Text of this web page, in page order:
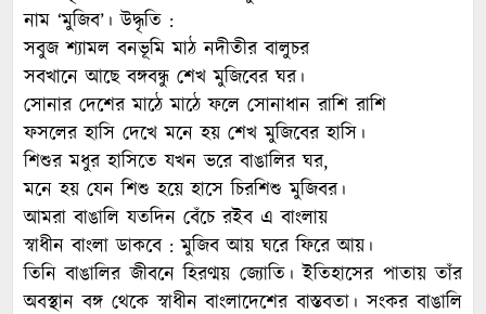
নাম ‘মুজিব’। উদ্ধৃতি :
সবুজ শ্যামল বনভূমি মাঠ নদীতীর বালুচর
সবখানে আছে বঙ্গবন্ধু শেখ মুজিবের ঘর।
সোনার দেশের মাঠে মাঠে ফলে সোনাধান রাশি রাশি
ফসলের হাসি দেখে মনে হয় শেখ মুজিবের হাসি।
শিশুর মধুর হাসিতে যখন ভরে বাঙালির ঘর,
মনে হয় যেন শিশু হয়ে হাসে চিরশিশু মুজিবর।
আমরা বাঙালি যতদিন বেঁচে রইব এ বাংলায়
স্বাধীন বাংলা ডাকবে : মুজিব আয় ঘরে ফিরে আয়।
তিনি বাঙালির জীবনে হিরণ্ময় জ্যোতি। ইতিহাসের পাতায় তাঁর
অবস্থান বঙ্গ থেকে স্বাধীন বাংলাদেশের বাস্তবতা। সংকর বাঙালি